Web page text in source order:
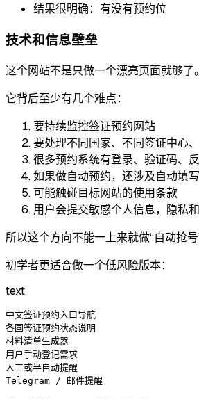
结果很明确：有没有预约位
技术和信息壁垒
这个网站不是只做一个漂亮页面就够了。
它背后至少有几个难点：
要持续监控签证预约网站
要处理不同国家、不同签证中心
很多预约系统有登录、验证码、
如果做自动预约，还涉及自动填
可能触碰目标网站的使用条款
用户会提交敏感个人信息，隐私
所以这个方向不能一上来就做“自动抢号”
初学者更适合做一个低风险版本：
text
中文签证预约入口导航
各国签证预约状态说明
材料清单生成器
用户手动登记需求
人工或半自动提醒